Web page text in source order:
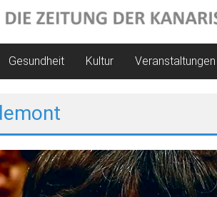
Gesundheit Kultur Veranstaltungen